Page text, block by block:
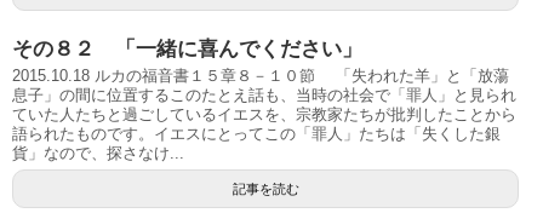
その８２ 「一緒に喜んでください」
2015.10.18 ルカの福音書１５章８－１０節 「失われた羊」と「放蕩
息子」の間に位置するこのたとえ話も、当時の社会で「罪人」と見られ
ていた人たちと過ごしているイエスを、宗教家たちが批判したことから
語られたものです。イエスにとってこの「罪人」たちは「失くした銀
貨」なので、探さなけ...
記事を読む